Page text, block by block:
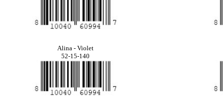
Alina - Violet
52-15-140